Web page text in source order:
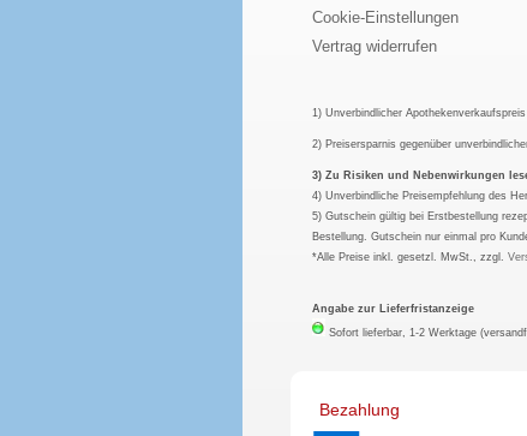
Cookie-Einstellungen
Vertrag widerrufen
1) Unverbindlicher
2) Preisersparnis gegenüber
3) Zu Risiken und Nebenwirkungen
4) Unverbindliche Preisempfehlung des
5) Gutschein gültig bei Erstbestellung
Bestellung. Gutschein nur einmal pro
*Alle Preise inkl. gesetzl. MwSt., zzgl.
Angabe zur Lieferfristanzeige
Sofort lieferbar, 1-2 Werktage
Bezahlung